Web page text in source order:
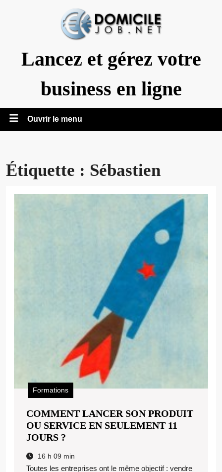
Lancez et gérez votre
business en ligne
Ouvrir le menu
menu
Étiquette : Sébastien
Formations
COMMENT LANCER SON PRODUIT
OU SERVICE EN SEULEMENT 11
JOURS ?
SON
16 h 09 min
Toutes les entreprises ont le même objectif : vendre